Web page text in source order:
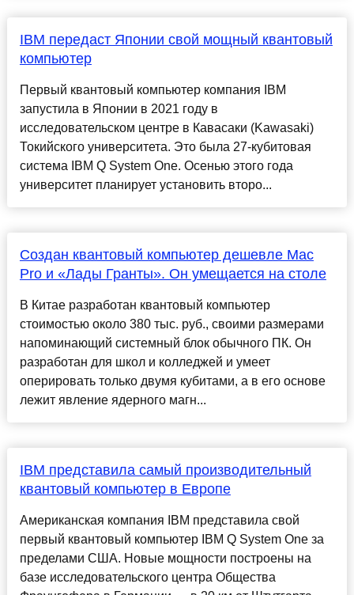
IBM передаст Японии свой мощный квантовый
компьютер
Первый квантовый компьютер компания IBM
запустила в Японии в 2021 году в
исследовательском центре в Кавасаки (Kawasaki)
Токийского университета. Это была 27-кубитовая
система IBM Q System One. Осенью этого года
университет планирует установить второ...
Создан квантовый компьютер дешевле Mac
Pro и «Лады Гранты». Он умещается на столе
В Китае разработан квантовый компьютер
стоимостью около 380 тыс. руб., своими размерами
напоминающий системный блок обычного ПК. Он
разработан для школ и колледжей и умеет
оперировать только двумя кубитами, а в его основе
лежит явление ядерного магн...
IBM представила самый производительный
квантовый компьютер в Европе
Американская компания IBM представила свой
первый квантовый компьютер IBM Q System One за
пределами США. Новые мощности построены на
базе исследовательского центра Общества